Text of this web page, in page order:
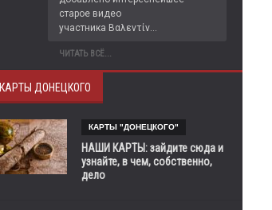
старое видео
участника Βαλεντίν...
ЧИТАТЬ ВСЁ...
КАРТЫ ДОНЕЦКОГО
КАРТЫ "ДОНЕЦКОГО"
НАШИ КАРТЫ: зайдите сюда и
узнайте, в чем, собственно,
дело